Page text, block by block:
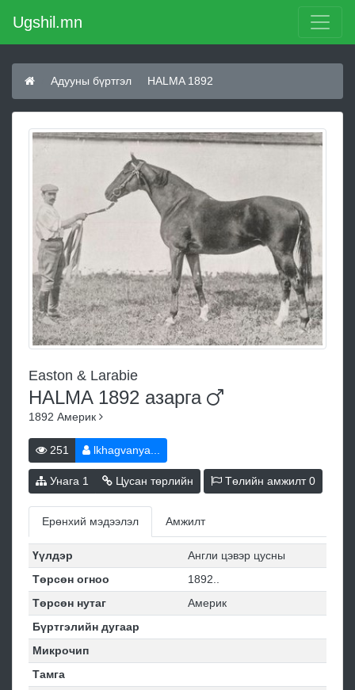
Ugshil.mn
Адууны бүртгэл HALMA 1892
Easton & Larabie
HALMA 1892 азарга
1892 Америк
251 lkhagvanya...
Унага 1 Цусан төрлийн Төлийн амжилт0
Ерөнхий мэдээлэл Амжилт
Үүлдэр
Англи цэвэр цусны
Төрсөн огноо
1892..
Төрсөн нутаг
Америк
Бүртгэлийн дугаар
Микрочип
Тамга